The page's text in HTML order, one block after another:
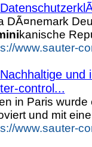
DÃ¤nemark
kanische
www.sauter-
Nachhaltige und
control...
in Paris
und mit
www.sauter-